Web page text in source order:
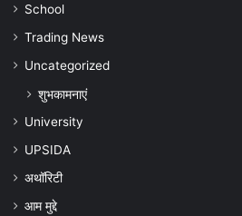
School
Trading News
Uncategorized
शुभकामनाएं
University
UPSIDA
अथॉरिटी
आम मुद्दे